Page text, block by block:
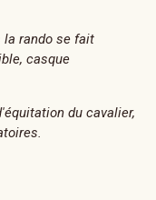
la rando se fait
casque
du cavalier,